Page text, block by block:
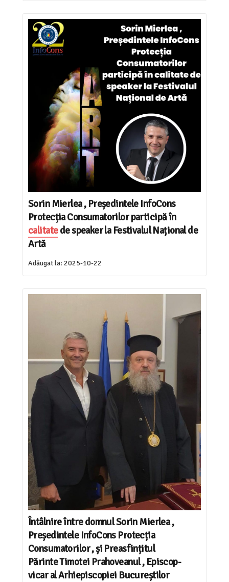
Sorin Mierlea , Președintele InfoCons
Protecția Consumatorilor participă în
calitatede speaker la Festivalul Național de
Artă
Adăugat la: 2025-10-22
Întâlnire între domnul Sorin Mierlea ,
Președintele InfoCons Protecția
Consumatorilor , și Preasfințitul
Părinte Timotei Prahoveanul , Episcop-
vicar al Arhiepiscopiei Bucureștilor